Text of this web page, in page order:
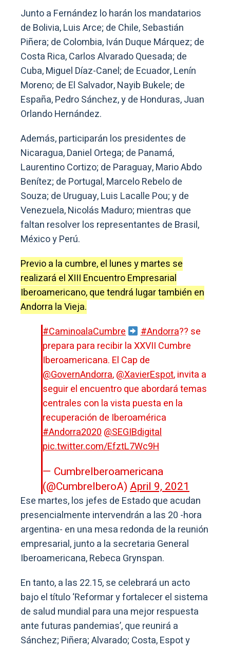
Junto a Fernández lo harán los mandatarios
de Bolivia, Luis Arce; de Chile, Sebastián
Piñera; de Colombia, Iván Duque Márquez; de
Costa Rica, Carlos Alvarado Quesada; de
Cuba, Miguel Díaz-Canel; de Ecuador, Lenín
Moreno; de El Salvador, Nayib Bukele; de
España, Pedro Sánchez, y de Honduras, Juan
Orlando Hernández.
Además, participarán los presidentes de
Nicaragua, Daniel Ortega; de Panamá,
Laurentino Cortizo; de Paraguay, Mario Abdo
Benítez; de Portugal, Marcelo Rebelo de
Souza; de Uruguay, Luis Lacalle Pou; y de
Venezuela, Nicolás Maduro; mientras que
faltan resolver los representantes de Brasil,
México y Perú.
Previo a la cumbre, el lunes y martes se
realizará el XIII Encuentro Empresarial
Iberoamericano, que tendrá lugar también en
Andorra la Vieja.
#CaminoalaCumbre
#Andorra?? se
prepara para recibir la XXVII Cumbre
Iberoamericana. El Cap de
@GovernAndorra,@XavierEspot, invita a
seguir el encuentro que abordará temas
centrales con la vista puesta en la
recuperación de Iberoamérica
#Andorra2020@SEGIBdigital
pic.twitter.com/EfztL7Wc9H
— CumbreIberoamericana
(@CumbreIberoA)April 9, 2021
Ese martes, los jefes de Estado que acudan
presencialmente intervendrán a las 20 -hora
argentina- en una mesa redonda de la reunión
empresarial, junto a la secretaria General
Iberoamericana, Rebeca Grynspan.
En tanto, a las 22.15, se celebrará un acto
bajo el título ‘Reformar y fortalecer el sistema
de salud mundial para una mejor respuesta
ante futuras pandemias’, que reunirá a
Sánchez; Piñera; Alvarado; Costa, Espot y